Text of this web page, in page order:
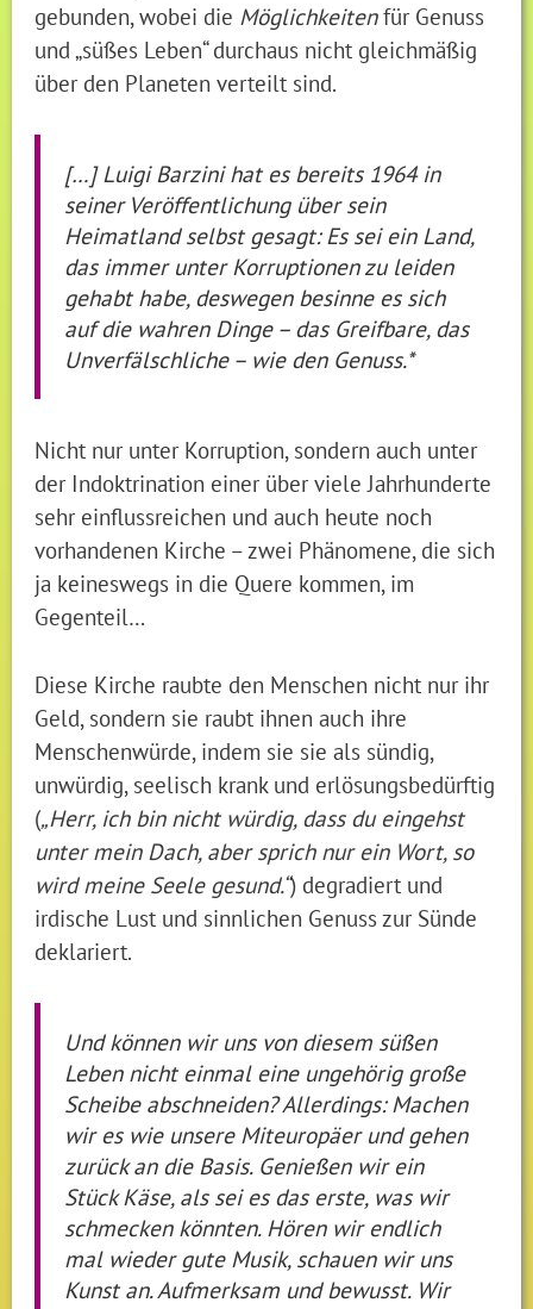
gebunden, wobei die Möglichkeitenfür Genuss
und „süßes Leben“ durchaus nicht gleichmäßig
über den Planeten verteilt sind.
[…] Luigi Barzini hat es bereits 1964 in
seiner Veröffentlichung über sein
Heimatland selbst gesagt: Es sei ein Land,
das immer unter Korruptionen zu leiden
gehabt habe, deswegen besinne es sich
auf die wahren Dinge – das Greifbare, das
Unverfälschliche – wie den Genuss.*
Nicht nur unter Korruption, sondern auch unter
der Indoktrination einer über viele Jahrhunderte
sehr einflussreichen und auch heute noch
vorhandenen Kirche – zwei Phänomene, die sich
ja keineswegs in die Quere kommen, im
Gegenteil…
Diese Kirche raubte den Menschen nicht nur ihr
Geld, sondern sie raubt ihnen auch ihre
Menschenwürde, indem sie sie als sündig,
unwürdig, seelisch krank und erlösungsbedürftig
(„Herr, ich bin nicht würdig, dass du eingehst
unter mein Dach, aber sprich nur ein Wort, so
wird meine Seele gesund.“) degradiert und
irdische Lust und sinnlichen Genuss zur Sünde
deklariert.
Und können wir uns von diesem süßen
Leben nicht einmal eine ungehörig große
Scheibe abschneiden? Allerdings: Machen
wir es wie unsere Miteuropäer und gehen
zurück an die Basis. Genießen wir ein
Stück Käse, als sei es das erste, was wir
schmecken könnten. Hören wir endlich
mal wieder gute Musik, schauen wir uns
Kunst an. Aufmerksam und bewusst. Wir